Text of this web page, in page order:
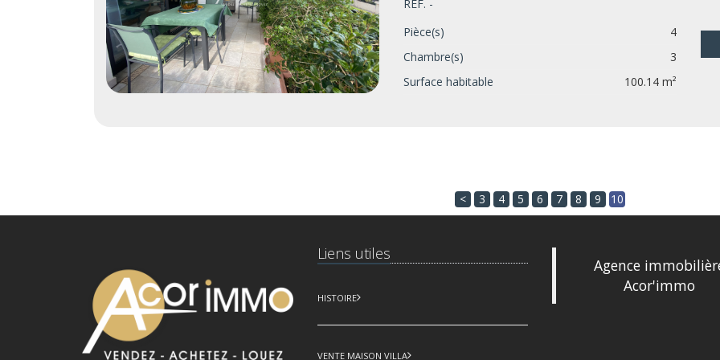
RÉF. -
Pièce(s)
4
Chambre(s)
3
Surface habitable
100.14 m²
< 3 4 5 6 7 8 9 10
Liens utiles
HISTOIRE
VENTE MAISON VILLA
Agence
Acor'immo